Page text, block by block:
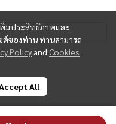
พิ่มประสิทธิภาพและ
ต์ของท่าน ท่านสามารถ
Policy and Cookies
All
Powered by MWE